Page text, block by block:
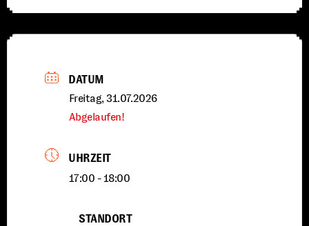
DATUM
Freitag, 31.07.2026
Abgelaufen!
UHRZEIT
17:00 - 18:00
STANDORT